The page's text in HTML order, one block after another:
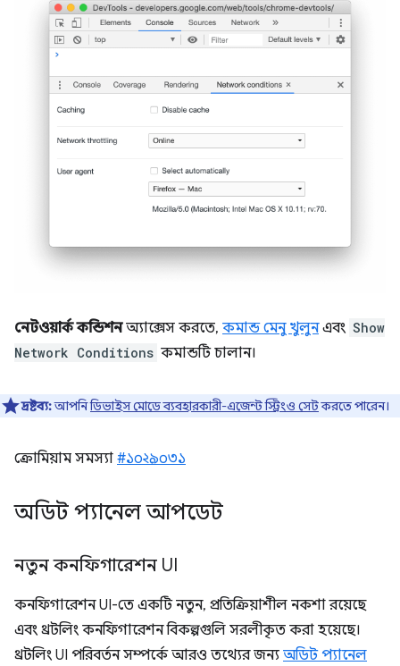
নেটওয়ার্ক কন্ডিশনঅ্যাক্সেস করতে, কমান্ড মেনু খুলুনএবং Show
Network Conditions কমান্ডটি চালান।
দ্রষ্টব্য:আপনিডিভাইস মোডে ব্যবহারকারী-এজেন্ট স্ট্রিংও সেটকরতে পারেন।
ক্রোমিয়াম সমস্যা #১০২৯০৩১
অডিট প্যানেল আপডেট
নতুন কনফিগারেশন UI
কনফিগারেশন UI-তে একটি নতুন, প্রতিক্রিয়াশীল নকশা রয়েছে
এবং থ্রটলিং কনফিগারেশন বিকল্পগুলি সরলীকৃত করা হয়েছে।
থ্রটলিং UI পরিবর্তন সম্পর্কে আরও তথ্যের জন্য অডিট প্যানেল